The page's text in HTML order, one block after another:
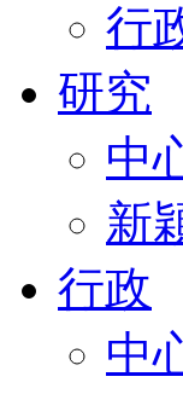
行
研究
中
新
行政
中